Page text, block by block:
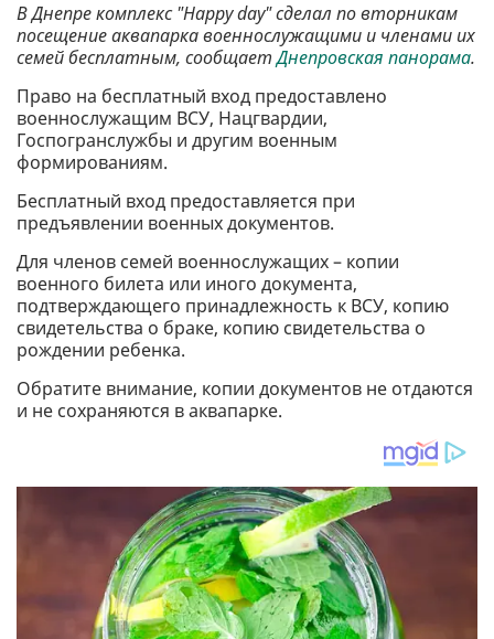
В Днепре комплекс "Happy day" сделал по вторникам
посещение аквапарка военнослужащими и членами их
семей бесплатным, сообщаетДнепровская панорама.
Право на бесплатный вход предоставлено
военнослужащим ВСУ, Нацгвардии,
Госпогранслужбы и другим военным
формированиям.
Бесплатный вход предоставляется при
предъявлении военных документов.
Для членов семей военнослужащих – копии
военного билета или иного документа,
подтверждающего принадлежность к ВСУ, копию
свидетельства о браке, копию свидетельства о
рождении ребенка.
Обратите внимание, копии документов не отдаются
и не сохраняются в аквапарке.